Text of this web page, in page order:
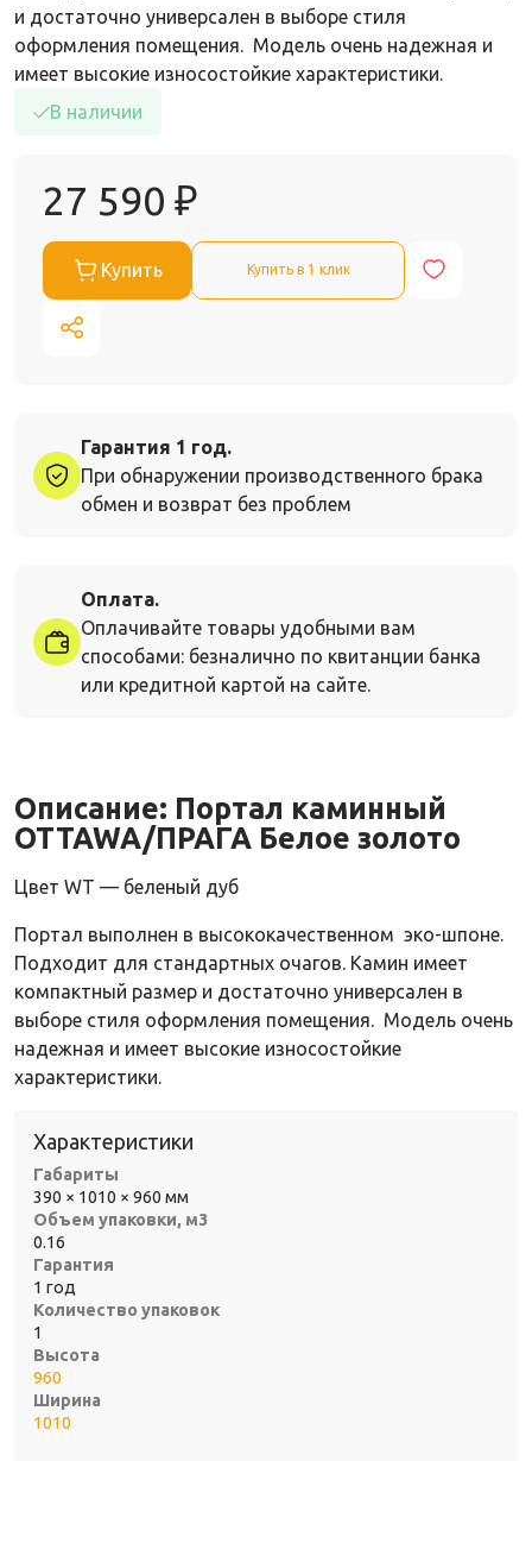
и достаточно универсален в выборе стиля
оформления помещения. Модель очень надежная и
имеет высокие износостойкие характеристики.
В наличии
27 590 ₽
Купить Купить в 1 клик
Гарантия 1 год.
При обнаружении производственного брака
обмен и возврат без проблем
Оплата.
Оплачивайте товары удобными вам
способами: безналично по квитанции банка
или кредитной картой на сайте.
Описание: Портал каминный
OTTAWA/ПРАГА Белое золото
Цвет WT — беленый дуб
Портал выполнен в высококачественном эко-шпоне.
Подходит для стандартных очагов. Камин имеет
компактный размер и достаточно универсален в
выборе стиля оформления помещения. Модель очень
надежная и имеет высокие износостойкие
характеристики.
Характеристики
Габариты
390 × 1010 × 960 мм
Объем упаковки, м3
0.16
Гарантия
1 год
Количество упаковок
1
Высота
960
Ширина
1010